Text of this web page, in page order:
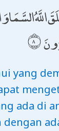
اللَّهُ
yang
ada di